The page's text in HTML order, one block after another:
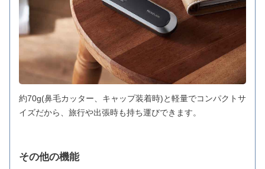
約70g(鼻毛カッター、キャップ装着時)と軽量でコンパクトサ
イズだから、旅行や出張時も持ち運びできます。
その他の機能